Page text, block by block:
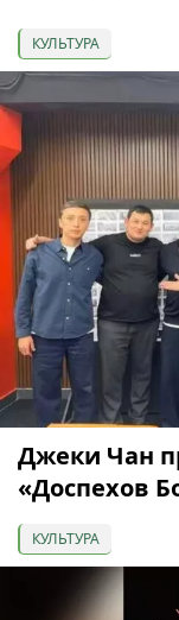
КУЛЬТУРА
Джеки Чан
«Доспехов
КУЛЬТУРА